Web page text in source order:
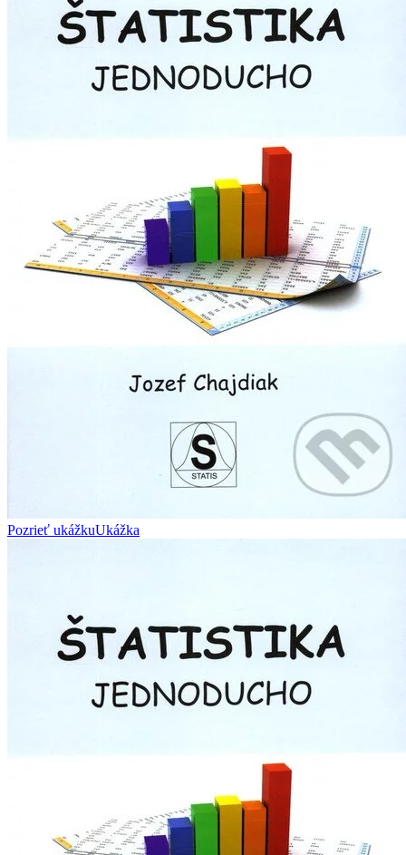
Pozrieť ukážkuUkážka